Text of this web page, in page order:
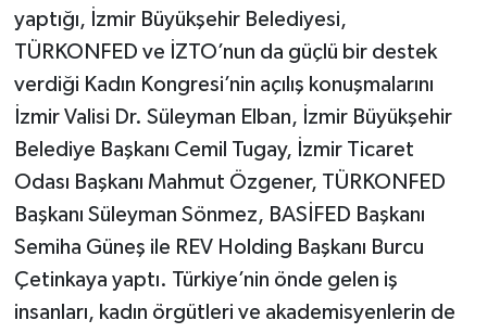
yaptığı, İzmir Büyükşehir Belediyesi,
TÜRKONFED ve İZTO’nun da güçlü bir destek
verdiği Kadın Kongresi’nin açılış konuşmalarını
İzmir Valisi Dr. Süleyman Elban, İzmir Büyükşehir
Belediye Başkanı Cemil Tugay, İzmir Ticaret
Odası Başkanı Mahmut Özgener, TÜRKONFED
Başkanı Süleyman Sönmez, BASİFED Başkanı
Semiha Güneş ile REV Holding Başkanı Burcu
Çetinkaya yaptı. Türkiye’nin önde gelen iş
insanları, kadın örgütleri ve akademisyenlerin de